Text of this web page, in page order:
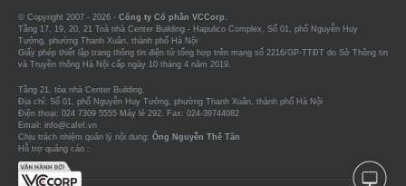
© Copyright 2007 - 2026 - Công ty Cổ phần VCCorp.
Tầng 17, 19, 20, 21 Toà nhà Center Building - Hapulico Complex, Số 01, phố Nguyễn Huy
Tưởng, phường Thanh Xuân, thành phố Hà Nội
Giấy phép thiết lập trang thông tin điện tử tổng hợp trên mạng số 2216/GP-TTĐT do Sở Thông tin
và Truyền thông Hà Nội cấp ngày 10 tháng 4 năm 2019.
Tầng 21, tòa nhà Center Building.
Địa chỉ: Số 01, phố Nguyễn Huy Tưởng, phường Thanh Xuân, thành phố Hà Nội
Điện thoại: 024 7309 5555 Máy lẻ 292. Fax: 024-39744082
Email: info@cafef.vn
Chịu trách nhiệm quản lý nội dung: Ông Nguyễn Thế Tân
Hỗ trợ quảng cáo :